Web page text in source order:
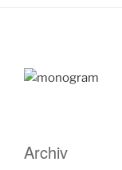
Archiv